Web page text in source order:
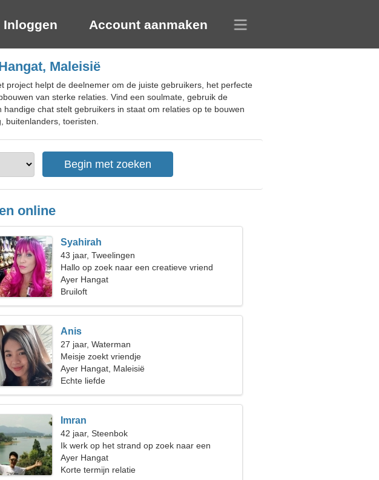
Inloggen Account aanmaken
Maleisië
project helpt de deelnemer om de juiste gebruikers, het perfecte
van sterke relaties. Vind een soulmate, gebruik de
chat stelt gebruikers in staat om relaties op te bouwen
buitenlanders, toeristen.
online
Syahirah
43 jaar, Tweelingen
Hallo op zoek naar een creatieve vriend
Ayer Hangat
Bruiloft
Anis
27 jaar, Waterman
Meisje zoekt vriendje
Ayer Hangat, Maleisië
Echte liefde
Imran
42 jaar, Steenbok
Ik werk op het strand op zoek naar een
mooie vrouw
Ayer Hangat
Korte termijn relatie